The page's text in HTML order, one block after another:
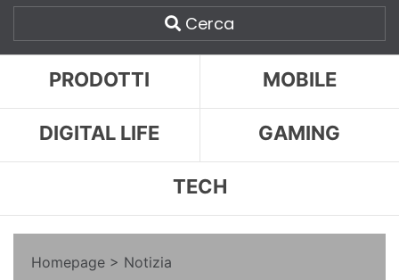
Cerca
PRODOTTI MOBILE
DIGITAL LIFE GAMING
TECH
Homepage > Notizia